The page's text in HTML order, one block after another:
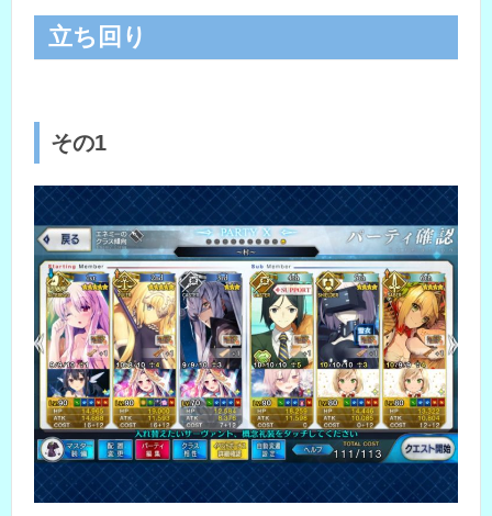
立ち回り
その1